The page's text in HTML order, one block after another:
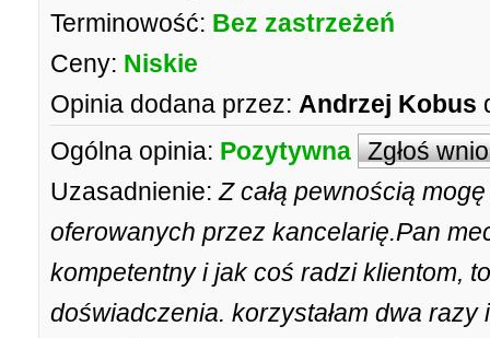
Terminowość: Bez zastrzeżeń
Ceny: Niskie
Opinia dodana przez: Andrzej Kobus
Ogólna opinia: Pozytywna Zgłoś
Uzasadnienie: Z całą pewnością
oferowanych przez kancelarię.Pan
kompetentny i jak coś radzi klientom,
doświadczenia. korzystałam dwa